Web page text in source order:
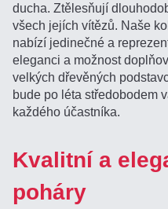
ducha. Ztělesňují
všech jejích vítězů. Naše
nabízí jedinečné a
eleganci a možnost
velkých dřevěných
bude po léta středobodem
každého účastníka.
Kvalitní a
poháry